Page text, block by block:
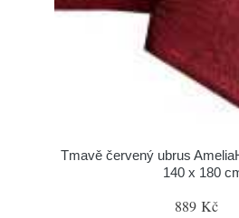
Tmavě červený ubrus
140 x 180
889 Kč